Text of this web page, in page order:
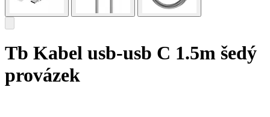
Tb Kabel usb-usb C 1.5m šedý
provázek